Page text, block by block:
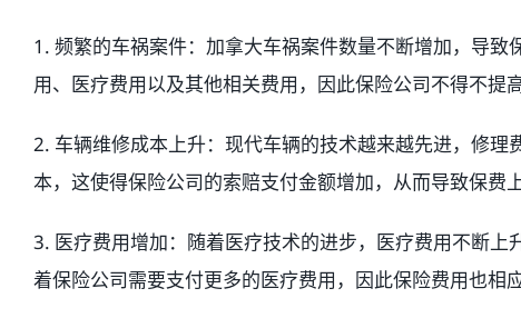
1. 频繁的车祸案件：加拿大车祸案件数量不断增加，导
用、医疗费用以及其他相关费用，因此保险公司不得不提
2. 车辆维修成本上升：现代车辆的技术越来越先进，修
本，这使得保险公司的索赔支付金额增加，从而导致保费上
3. 医疗费用增加：随着医疗技术的进步，医疗费用不断
着保险公司需要支付更多的医疗费用，因此保险费用也相应